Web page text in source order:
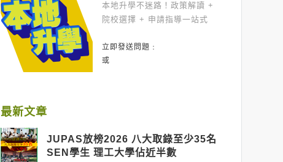
本地升學不迷路！政策解讀 +
院校選擇 + 申請指導一站式
立即發送問題﹕
或
最新文章
JUPAS放榜2026 八大取錄至少35名
SEN學生 理工大學佔近半數